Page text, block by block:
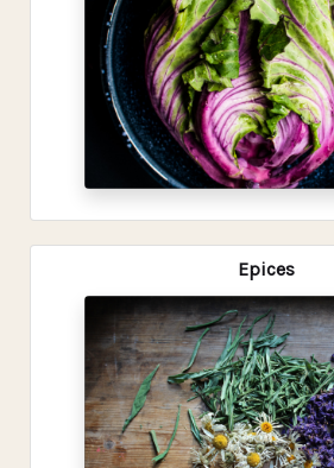
Epices